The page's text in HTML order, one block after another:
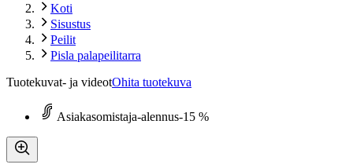
Koti
Sisustus
Peilit
Pisla palapeilitarra
Tuotekuvat- ja videotOhita tuotekuva
Asiakasomistaja-alennus-15 %